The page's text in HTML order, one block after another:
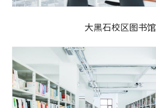
大黑石校区图书馆